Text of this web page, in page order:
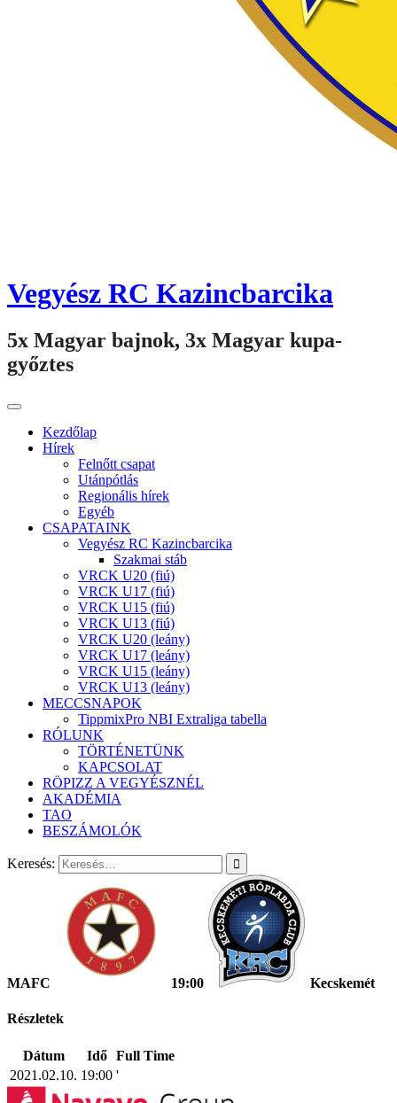
Vegyész RC Kazincbarcika
5x Magyar bajnok, 3x Magyar kupa-
győztes
Kezdőlap
Hírek
Felnőtt csapat
Utánpótlás
Regionális hírek
Egyéb
CSAPATAINK
Vegyész RC Kazincbarcika
Szakmai stáb
VRCK U20 (fiú)
VRCK U17 (fiú)
VRCK U15 (fiú)
VRCK U13 (fiú)
VRCK U20 (leány)
VRCK U17 (leány)
VRCK U15 (leány)
VRCK U13 (leány)
MECCSNAPOK
TippmixPro NBI Extraliga tabella
RÓLUNK
TÖRTÉNETÜNK
KAPCSOLAT
RÖPIZZ A VEGYÉSZNÉL
AKADÉMIA
TAO
BESZÁMOLÓK
Keresés:
MAFC 19:00 Kecskemét
Részletek
Dátum Idő
Full Time
2021.02.10. 19:00 '